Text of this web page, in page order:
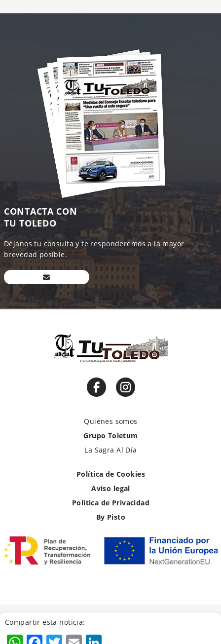
CONTACTA CON
TU TOLEDO
Déjanos tu consulta y te responderemos a la mayor
brevedad posible.
Quiénes somos
Grupo Toletum
La Sagra Al Día
Política de Cookies
Aviso legal
Política de Privacidad
By Pisto
Compartir esta noticia: